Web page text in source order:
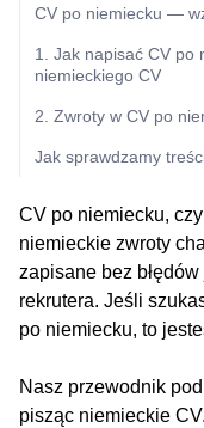
CV po niemiecku —
1. Jak napisać CV po
niemieckiego CV
2. Zwroty w CV po
Jak sprawdzamy
CV po niemiecku,
niemieckie zwroty
zapisane bez
rekrutera. Jeśli
po niemiecku, to
Nasz przewodnik
pisząc niemieckie